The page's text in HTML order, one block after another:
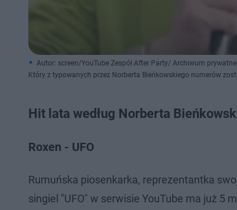
Autor: screen/YouTube Zespół After Party/ Archiwum prywatne
Który z typowanych przez Norberta Bieńkowskiego numerów
Hit lata według Norberta
Roxen - UFO
Rumuńska piosenkarka, reprezentantka
singiel "UFO" w serwisie YouTube ma już 5